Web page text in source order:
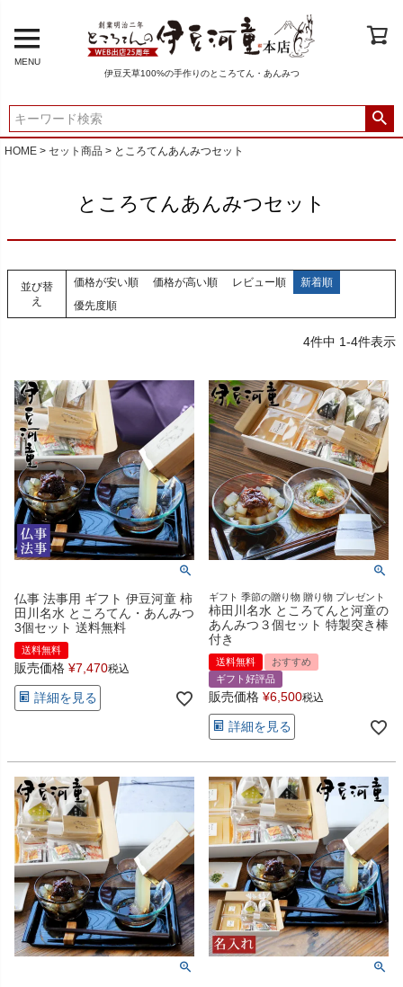
MENU
伊豆天草100%の手作りのところてん・あんみつ
HOME セット商品 ところてんあんみつセット
ところてんあんみつセット
並び替
え
価格が安い順 価格が高い順 レビュー順
新着順
優先度順
4件中 1-4件表示
仏事 法事用 ギフト 伊豆河童 柿
田川名水 ところてん・あんみつ
3個セット 送料無料
送料無料
販売価格 ¥7,470税込
詳細を見る
ギフト 季節の贈り物 贈り物 プレゼント
柿田川名水 ところてんと河童の
あんみつ３個セット 特製突き棒
付き
送料無料
おすすめ
ギフト好評品
販売価格 ¥6,500税込
詳細を見る